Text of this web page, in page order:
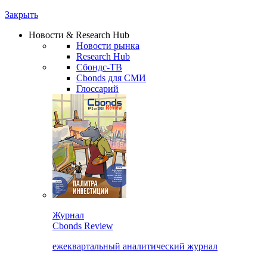
Закрыть
Новости & Research Hub
Новости рынка
Research Hub
Сбондс-ТВ
Cbonds для СМИ
Глоссарий
Журнал
Cbonds Review
ежеквартальный аналитический журнал